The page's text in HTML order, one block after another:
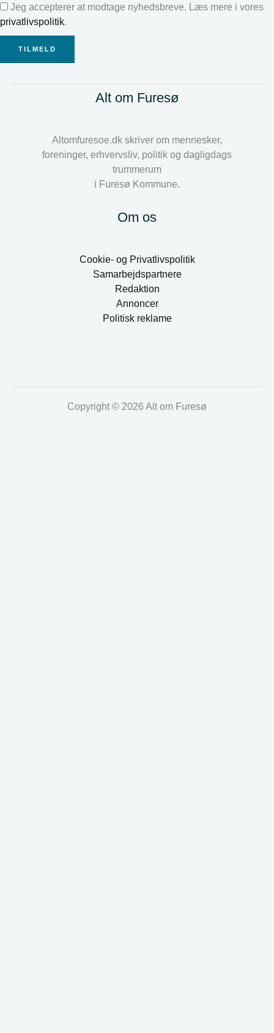
Jeg accepterer at modtage nyhedsbreve. Læs mere i vores
privatlivspolitik.
TILMELD
Alt om Furesø
Altomfuresoe.dk skriver om mennesker,
foreninger, erhvervsliv, politik og dagligdags
trummerum
i Furesø Kommune.
Om os
Cookie- og Privatlivspolitik
Samarbejdspartnere
Redaktion
Annoncer
Politisk reklame
Copyright © 2026 Alt om Furesø